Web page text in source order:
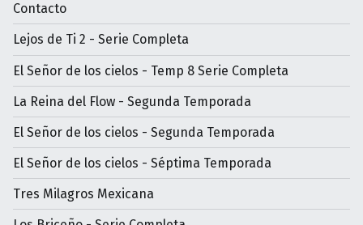
Contacto
Lejos de Ti 2 - Serie Completa
El Señor de los cielos - Temp 8 Serie Completa
La Reina del Flow - Segunda Temporada
El Señor de los cielos - Segunda Temporada
El Señor de los cielos - Séptima Temporada
Tres Milagros Mexicana